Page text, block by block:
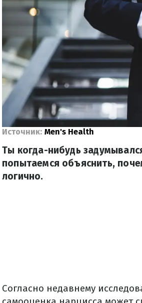
Источник: Men's Health
Ты когда-нибудь
попытаемся объяснить,
логично.
Согласно недавнему